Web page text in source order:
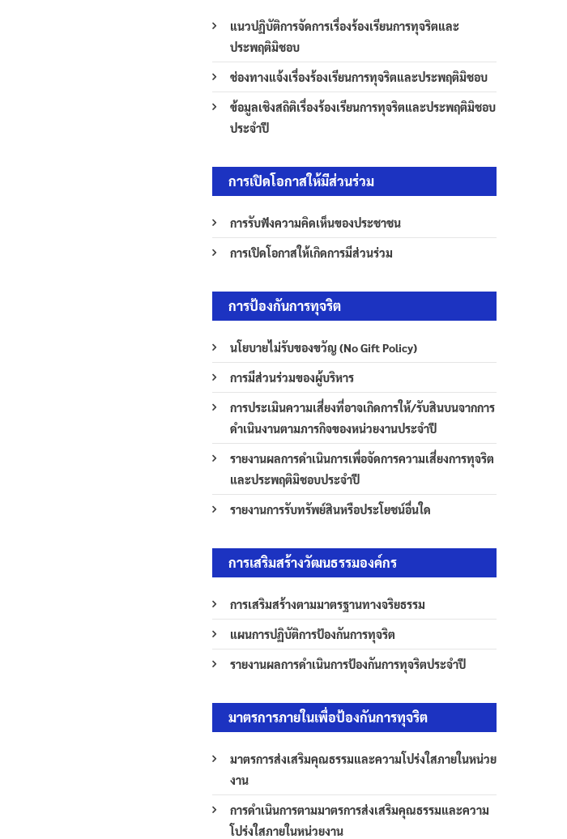
แนวปฏิบัติการจัดการเรื่องร้องเรียนการทุจริตและ
ประพฤติมิชอบ
ช่องทางแจ้งเรื่องร้องเรียนการทุจริตและประพฤติมิชอบ
ข้อมูลเชิงสถิติเรื่องร้องเรียนการทุจริตและประพฤติมิชอบ
ประจำปี
การเปิดโอกาสให้มีส่วนร่วม
การรับฟังความคิดเห็นของประชาชน
การเปิดโอกาสให้เกิดการมีส่วนร่วม
การป้องกันการทุจริต
นโยบายไม่รับของขวัญ (No Gift Policy)
การมีส่วนร่วมของผู้บริหาร
การประเมินความเสี่ยงที่อาจเกิดการให้/รับสินบนจากการ
ดำเนินงานตามภารกิจของหน่วยงานประจำปี
รายงานผลการดำเนินการเพื่อจัดการความเสี่ยงการทุจริต
และประพฤติมิชอบประจำปี
รายงานการรับทรัพย์สินหรือประโยชน์อื่นใด
การเสริมสร้างวัฒนธรรมองค์กร
การเสริมสร้างตามมาตรฐานทางจริยธรรม
แผนการปฏิบัติการป้องกันการทุจริต
รายงานผลการดำเนินการป้องกันการทุจริตประจำปี
มาตรการภายในเพื่อป้องกันการทุจริต
มาตรการส่งเสริมคุณธรรมและความโปร่งใสภายในหน่วย
งาน
การดำเนินการตามมาตรการส่งเสริมคุณธรรมและความ
โปร่งใสภายในหน่วยงาน